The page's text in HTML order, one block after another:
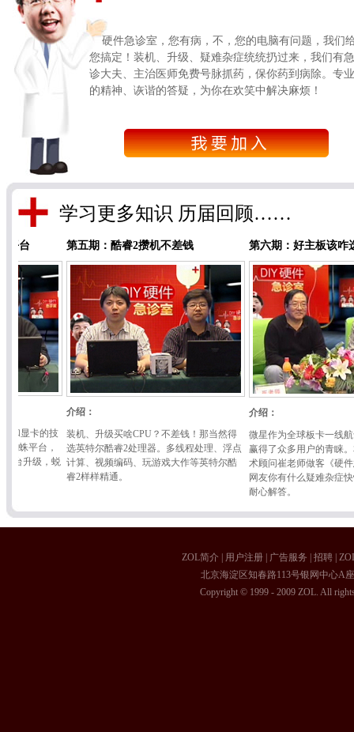
硬件急诊室，您有病，不，您的电脑有问题，我们
您搞定！装机、升级、疑难杂症统统扔过来，我们有
诊大夫、主治医师免费号脉抓药，保你药到病除。专
的精神、诙谐的答疑，为你在欢笑中解决麻烦！
学习更多知识 历届回顾……
蜕
第五期：酷睿2攒机不差钱
装机、升级买啥CPU？不差钱！那当然得
选英特尔酷睿2处理器。多线程处理、浮点
计算、视频编码、玩游戏大作等英特尔酷
睿2样样精通。
第六期：好主板该咋选？
微星作为全球板卡一线航母，其旗
赢得了众多用户的青睐。本期请到
术顾问崔老师做客《硬件急诊室》
网友你有什么疑难杂症快快呈上，
耐心解答。
ZOL简介 用户注册 广告服务 招聘
北京海淀区知春路113号银网中心A
Copyright © 1999 - 2009 ZOL. All